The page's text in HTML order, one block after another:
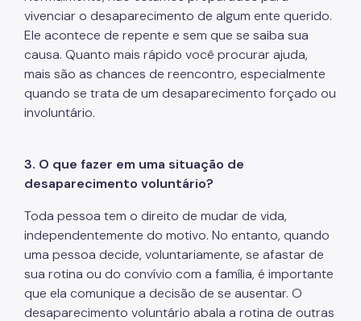
vivenciar o desaparecimento de algum ente querido.
Ele acontece de repente e sem que se saiba sua
causa. Quanto mais rápido você procurar ajuda,
mais são as chances de reencontro, especialmente
quando se trata de um desaparecimento forçado ou
involuntário.
3. O que fazer em uma situação de
desaparecimento voluntário?
Toda pessoa tem o direito de mudar de vida,
independentemente do motivo. No entanto, quando
uma pessoa decide, voluntariamente, se afastar de
sua rotina ou do convívio com a família, é importante
que ela comunique a decisão de se ausentar. O
desaparecimento voluntário abala a rotina de outras